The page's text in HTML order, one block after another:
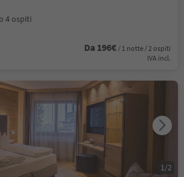
4 ospiti
Da 196€ / 1 notte / 2 ospiti
IVA incl.
1/2